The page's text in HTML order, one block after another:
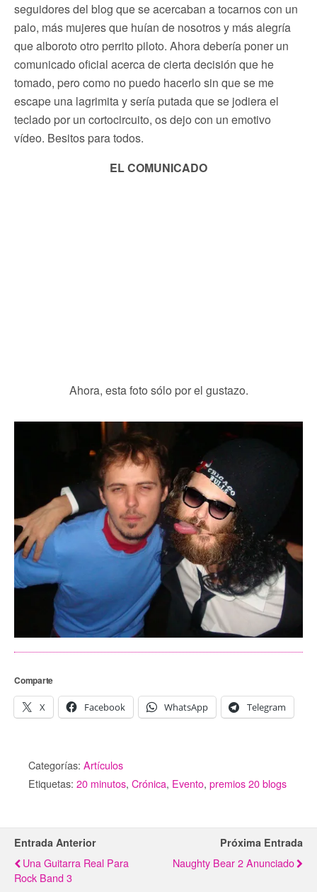
seguidores del blog que se acercaban a tocarnos con un
palo, más mujeres que huían de nosotros y más alegría
que alboroto otro perrito piloto. Ahora debería poner un
comunicado oficial acerca de cierta decisión que he
tomado, pero como no puedo hacerlo sin que se me
escape una lagrimita y sería putada que se jodiera el
teclado por un cortocircuito, os dejo con un emotivo
vídeo. Besitos para todos.
EL COMUNICADO
Ahora, esta foto sólo por el gustazo.
Comparte
X Facebook WhatsApp Telegram
Categorías: Artículos
Etiquetas: 20 minutos, Crónica, Evento, premios 20 blogs
Entrada Anterior
Una Guitarra Real Para
Rock Band 3
Próxima Entrada
Naughty Bear 2 Anunciado